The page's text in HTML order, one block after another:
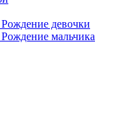
девочки
мальчика